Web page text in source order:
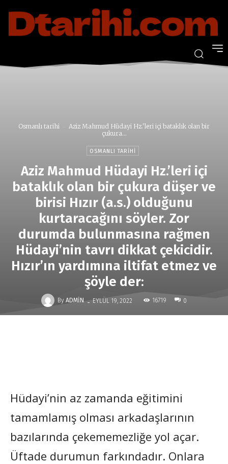
Osmanlı tarihi
Aziz Mahmud Hüdayi Hz.'leri içi bataklık olan bir
çukura...
OSMANLI TARIHI
Aziz Mahmud Hüdayi Hz.’leri içi
bataklık olan bir çukura düşer ve
birisi Hızır (a.s.) olduğunu
kurtaracağını söyler. Zor
durumda bulunmasına rağmen
Hüdayi’nin tavrı dikkat çekicidir.
Hızır’ın yardımına iltifat etmez ve
şöyle der:
By ADMIN - EYLÜL 19, 2022 16719 0
Hüdayi’nin az zamanda eğitimini
tamamlamış olması arkadaşlarının
bazılarında çekememezliğe yol açar.
Üftade durumun farkındadır. Onlara